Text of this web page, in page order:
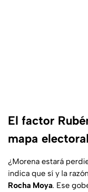
El factor
mapa electoral
¿Morena estará
indica que sí y la
Rocha Moya. Ese